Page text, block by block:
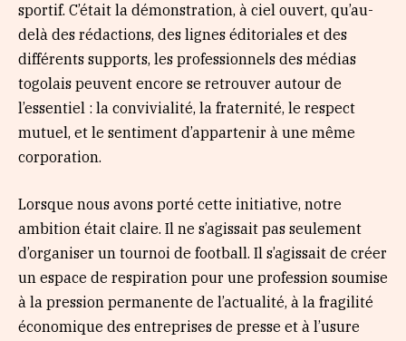
sportif. C’était la démonstration, à ciel ouvert, qu’au-
delà des rédactions, des lignes éditoriales et des
différents supports, les professionnels des médias
togolais peuvent encore se retrouver autour de
l’essentiel : la convivialité, la fraternité, le respect
mutuel, et le sentiment d’appartenir à une même
corporation.
Lorsque nous avons porté cette initiative, notre
ambition était claire. Il ne s’agissait pas seulement
d’organiser un tournoi de football. Il s’agissait de créer
un espace de respiration pour une profession soumise
à la pression permanente de l’actualité, à la fragilité
économique des entreprises de presse et à l’usure